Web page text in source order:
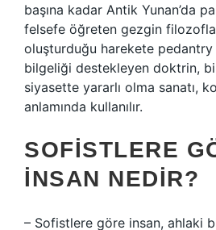
başına kadar Antik Yunan’da
felsefe öğreten gezgin
oluşturduğu harekete
bilgeliği destekleyen doktrin,
siyasette yararlı olma sanatı,
anlamında kullanılır.
SOFISTLERE
INSAN NEDIR?
– Sofistlere göre insan, ahlaki